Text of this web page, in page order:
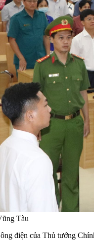
Tàu
điện của Thủ tướng